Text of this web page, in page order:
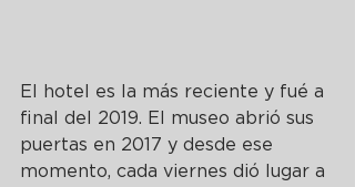
El hotel es la más reciente y fué a
final del 2019. El museo abrió sus
puertas en 2017 y desde ese
momento, cada viernes dió lugar a